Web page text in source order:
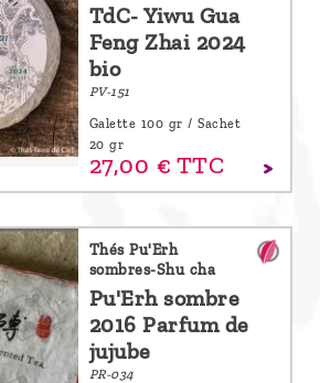
TdC- Yiwu Gua
Feng Zhai 2024
bio
PV-151
Galette 100 gr / Sachet
20 gr
27,00 € TTC
Thés Pu'Erh
sombres-Shu cha
Pu'Erh sombre
2016 Parfum de
jujube
PR-034